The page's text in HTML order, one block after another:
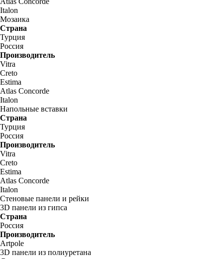
Italon
Мозаика
Страна
Турция
Россия
Производитель
Vitra
Creto
Estima
Atlas Concorde
Italon
Напольные вставки
Страна
Турция
Россия
Производитель
Vitra
Creto
Estima
Atlas Concorde
Italon
Стеновые панели и рейки
3D панели из гипса
Страна
Россия
Производитель
Artpole
3D панели из полиуретана